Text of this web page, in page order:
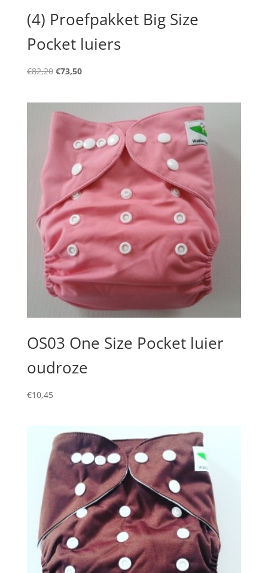
(4) Proefpakket Big Size
Pocket luiers
€82,20 Oorspronkelijke
€82,20.
€73,50Huidige
OS03 One Size Pocket luier
oudroze
€10,45